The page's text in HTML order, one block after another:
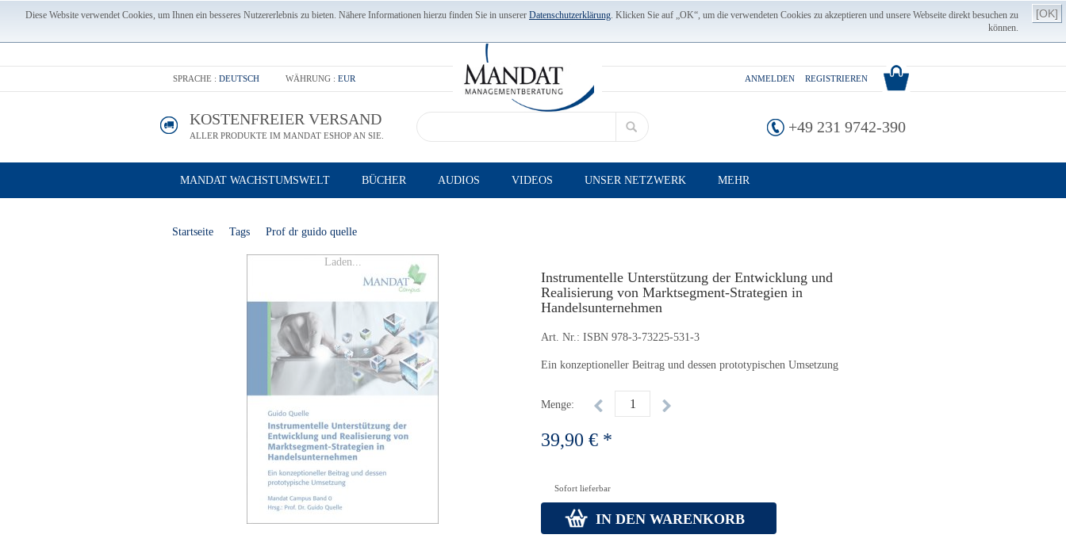
Diese Website verwendet Cookies, um Ihnen ein besseres Nutzererlebnis zu bieten. Nähere Informationen hierzu finden Sie in unserer Datenschutzerklärung. Klicken Sie auf „OK“, um die verwendeten Cookies zu akzeptieren und unsere Webseite direkt besuchen zu
können.
[OK]
SPRACHE : DEUTSCH WÄHRUNG : EUR ANMELDEN REGISTRIEREN
KOSTENFREIER VERSAND
ALLER PRODUKTE IM MANDAT ESHOP AN SIE. +49 231 9742-390
MANDAT WACHSTUMSWELT BÜCHER AUDIOS VIDEOS UNSER NETZWERK MEHR
Startseite Tags Prof dr guido quelle
Laden...
Instrumentelle Unterstützung der Entwicklung und
Realisierung von Marktsegment-Strategien in
Handelsunternehmen
Art. Nr.: ISBN 978-3-73225-531-3
Ein konzeptioneller Beitrag und dessen prototypischen Umsetzung
Menge:
39,90 € *
Sofort lieferbar
IN DEN WARENKORB